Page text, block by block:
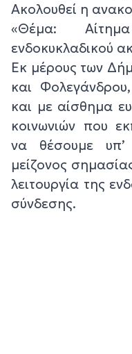
Ακολουθεί η
«Θέμα:
ενδοκυκλαδικού
Εκ μέρους των
και
και με αίσθημα
κοινωνιών που
να θέσουμε
μείζονος
λειτουργία της
σύνδεσης.